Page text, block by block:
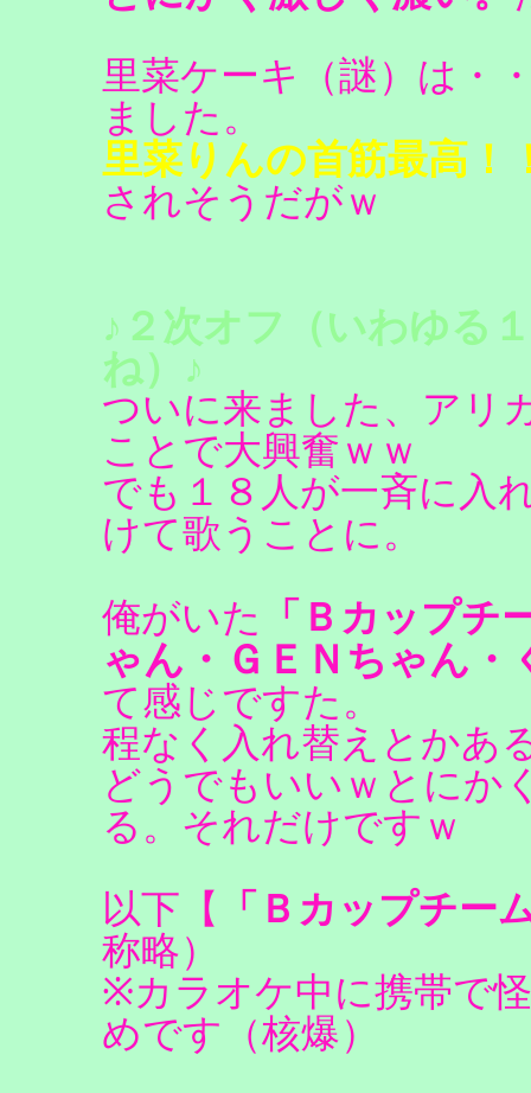
里菜ケーキ（謎）は・
ました。
里菜りんの首筋最高！
されそうだがｗ
♪２次オフ（いわゆる
ね）♪
ついに来ました、アリ
ことで大興奮ｗｗ
でも１８人が一斉に入
けて歌うことに。
俺がいた
「Ｂカップチ
ゃん・ＧＥＮちゃん・
て感じですた。
程なく入れ替えとかあ
どうでもいいｗとにか
る。それだけですｗ
以下【
「Ｂカップチー
称略）
※カラオケ中に携帯で
めです（核爆）